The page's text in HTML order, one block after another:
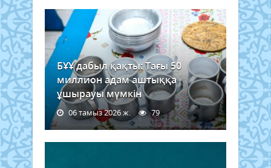
БҰҰ дабыл қақты: Тағы 50
миллион адам аштыққа
ұшырауы мүмкін
06 тамыз 2026 ж. 79